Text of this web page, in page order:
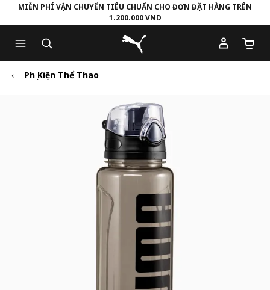
to
Main
content
to
Footer
Content
MIỄN PHÍ VẬN CHUYỂN TIÊU CHUẨN CHO ĐƠN ĐẶT HÀNG TRÊN
1.200.000 VND
Puma Trang chủ
Số
Phụ Kiện Thể Thao